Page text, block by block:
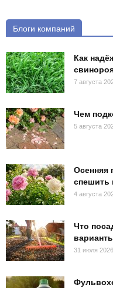
Блоги компаний
Как
7 августа
Чем
5 августа
Осенняя
спешить
4 августа
Что
31 июля 2026